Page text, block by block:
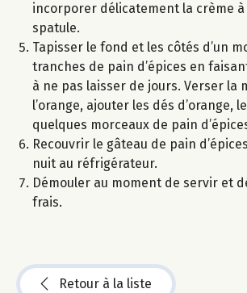
incorporer délicatement la crème à
spatule.
Tapisser le fond et les côtés d’un
tranches de pain d’épices en
à ne pas laisser de jours. Verser la
l’orange, ajouter les dés d’orange,
quelques morceaux de pain
Recouvrir le gâteau de pain
nuit au réfrigérateur.
Démouler au moment de servir et
frais.
Retour à la liste